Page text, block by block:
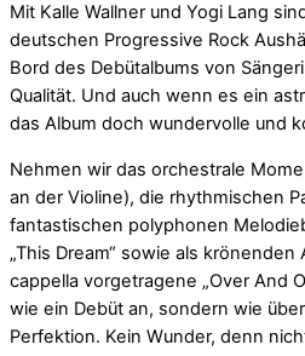
Mit Kalle Wallner und Yogi Lang
deutschen Progressive Rock
Bord des Debütalbums von
Qualität. Und auch wenn es ein
das Album doch wundervolle und
Nehmen wir das orchestrale
an der Violine), die rhythmischen
fantastischen polyphonen
„This Dream“ sowie als
cappella vorgetragene „Over And
wie ein Debüt an, sondern wie
Perfektion. Kein Wunder, denn